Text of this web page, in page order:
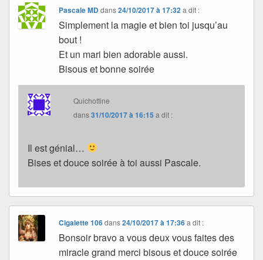
Pascale MDdans24/10/2017 à 17:32 a dit :
Simplement la magie et bien toi jusqu’au
bout !
Et un mari bien adorable aussi.
Bisous et bonne soirée
Quichottine
dans31/10/2017 à 16:15 a dit :
Il est génial…
Bises et douce soirée à toi aussi Pascale.
Cigalette 106dans24/10/2017 à 17:36 a dit :
Bonsoir bravo a vous deux vous faites des
miracle grand merci bisous et douce soirée